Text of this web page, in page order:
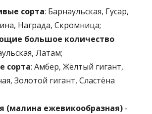
сорта: Барнаульская, Гусар,
Награда, Скромница;
большое количество
Латам;
сорта: Амбер, Жёлтый гигант,
Золотой гигант, Сластёна
(малина ежевикообразная) -